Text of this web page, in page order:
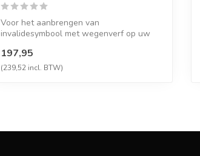
Voor het aanbrengen van
invalidesymbool met wegenverf op uw
197,95
(239,52 incl. BTW)